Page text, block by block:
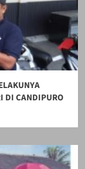
DI CANDIPURO